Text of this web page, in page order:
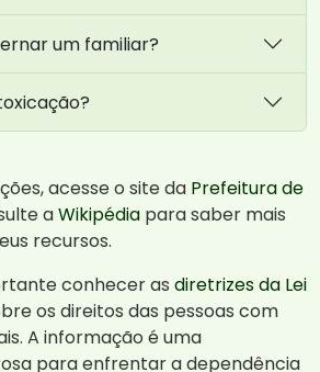
um familiar?
acesse o site da Prefeitura de
aWikipédia para saber mais
recursos.
conhecer as diretrizes da Lei
os direitos das pessoas com
A informação é uma
para enfrentar a dependência